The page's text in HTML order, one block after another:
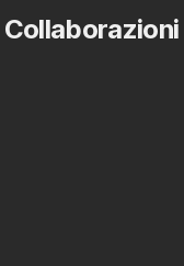
Collaborazioni